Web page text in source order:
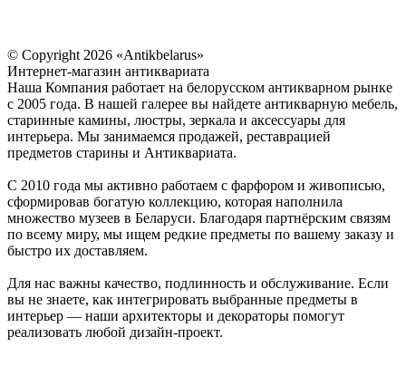
© Copyright 2026 «Antikbelarus»
Интернет-магазин антиквариата
Наша Компания работает на белорусском антикварном рынке
с 2005 года. В нашей галерее вы найдете антикварную мебель,
старинные камины, люстры, зеркала и аксессуары для
интерьера. Мы занимаемся продажей, реставрацией
предметов старины и Антиквариата.
С 2010 года мы активно работаем с фарфором и живописью,
сформировав богатую коллекцию, которая наполнила
множество музеев в Беларуси. Благодаря партнёрским связям
по всему миру, мы ищем редкие предметы по вашему заказу и
быстро их доставляем.
Для нас важны качество, подлинность и обслуживание. Если
вы не знаете, как интегрировать выбранные предметы в
интерьер — наши архитекторы и декораторы помогут
реализовать любой дизайн-проект.